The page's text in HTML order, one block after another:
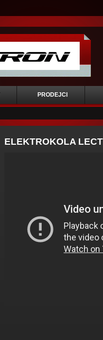
PRODEJCI
ELEKTROKOLA